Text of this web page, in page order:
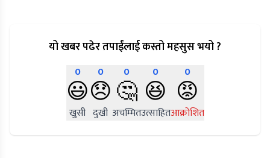
यो खबर पढेर तपाईंलाई कस्तो महसुस भयो ?
0
😃
खुसी
0
😞
दुखी
0
🤔
अचम्मित
0
😆
उत्साहित
0
😡
आक्रोशित